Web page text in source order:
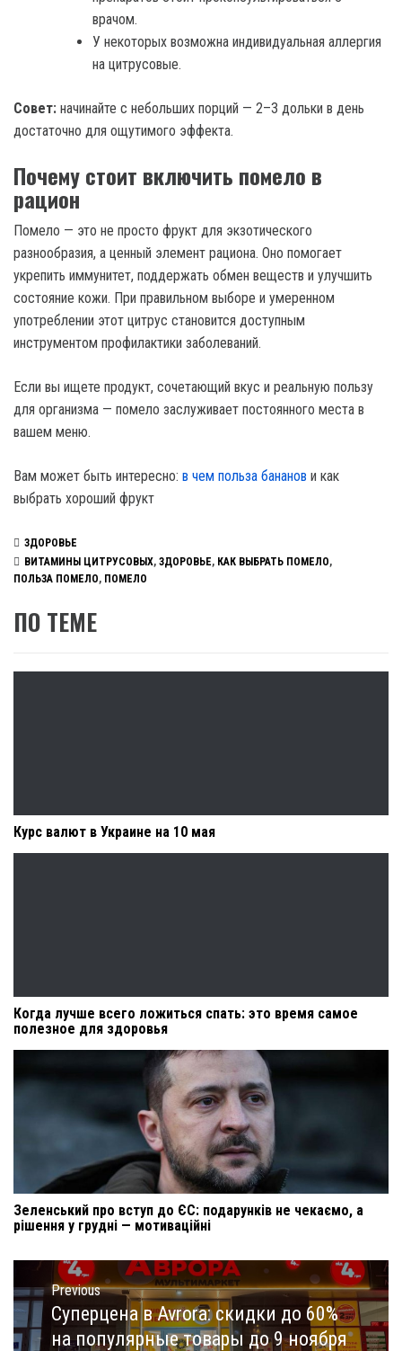
врачом.
У некоторых возможна индивидуальная аллергия
на цитрусовые.
Совет: начинайте с небольших порций — 2–3 дольки в день
достаточно для ощутимого эффекта.
Почему стоит включить помело в
рацион
Помело — это не просто фрукт для экзотического
разнообразия, а ценный элемент рациона. Оно помогает
укрепить иммунитет, поддержать обмен веществ и улучшить
состояние кожи. При правильном выборе и умеренном
употреблении этот цитрус становится доступным
инструментом профилактики заболеваний.
Если вы ищете продукт, сочетающий вкус и реальную пользу
для организма — помело заслуживает постоянного места в
вашем меню.
Вам может быть интересно: в чем польза бананов и как
выбрать хороший фрукт
ЗДОРОВЬЕ
ВИТАМИНЫ ЦИТРУСОВЫХ, ЗДОРОВЬЕ, КАК ВЫБРАТЬ ПОМЕЛО,
ПОЛЬЗА ПОМЕЛО, ПОМЕЛО
ПО ТЕМЕ
Курс валют в Украине на 10 мая
Когда лучше всего ложиться спать: это время самое
полезное для здоровья
Зеленський про вступ до ЄС: подарунків не чекаємо, а
рішення у грудні — мотиваційні
Навигация
по
записям
Previous
Previous
post:
Суперцена в Avrora: скидки до 60%
на популярные товары до 9 ноября